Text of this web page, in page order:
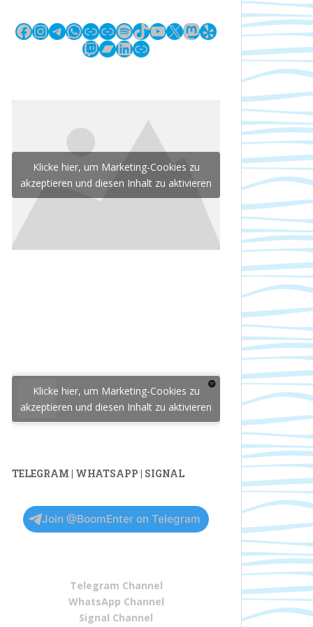
Facebook
Instagram
Telegram
WhatsApp
LinkLinkSpotify
TikTok
YouTube
X Mastodon
Yelp
Twitch
Bandcamp
LinkedIn
Link
Klicke hier, um Marketing-Cookies zu
akzeptieren und diesen Inhalt zu aktivieren
Klicke hier, um Marketing-Cookies zu
akzeptieren und diesen Inhalt zu aktivieren
TELEGRAM | WHATSAPP | SIGNAL
Join @BoomEnter on Telegram
Telegram Channel
WhatsApp Channel
Signal Channel